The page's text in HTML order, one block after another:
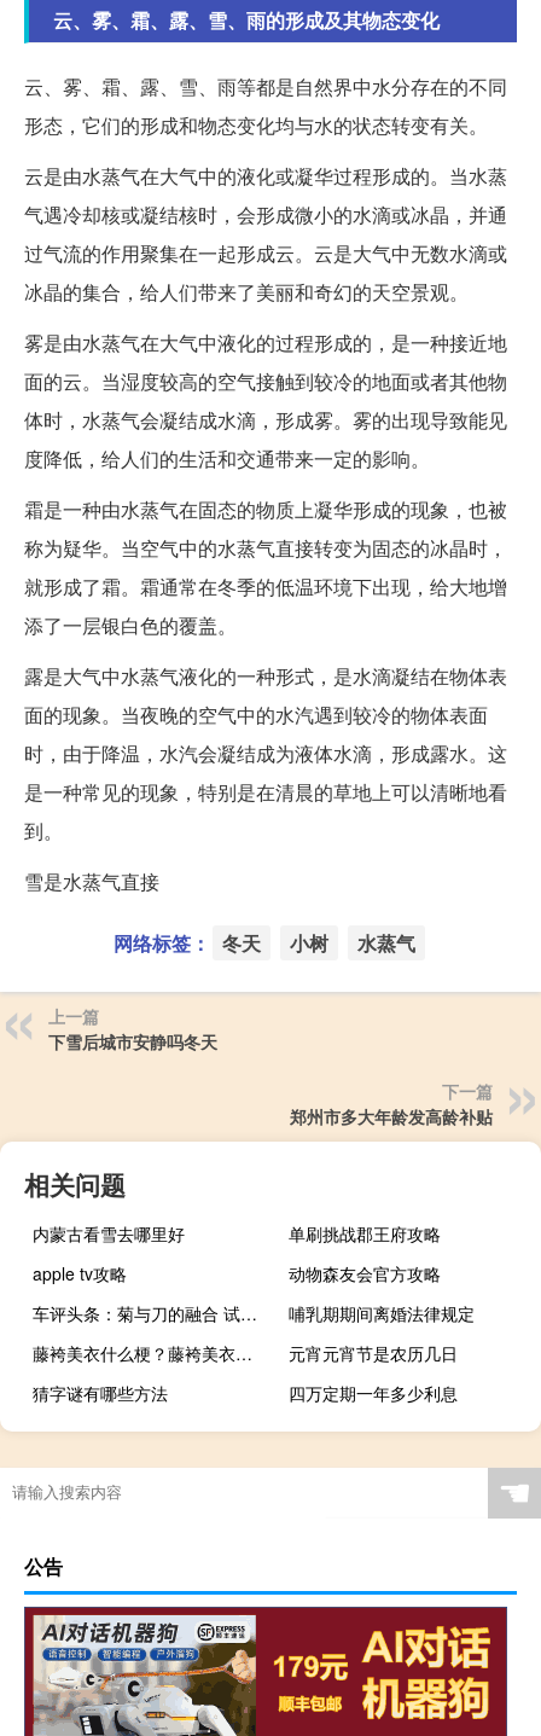
云、雾、霜、露、雪、雨的形成及其物态变化
云、雾、霜、露、雪、雨等都是自然界中水分存在的不同
形态，它们的形成和物态变化均与水的状态转变有关。
云是由水蒸气在大气中的液化或凝华过程形成的。当水蒸
气遇冷却核或凝结核时，会形成微小的水滴或冰晶，并通
过气流的作用聚集在一起形成云。云是大气中无数水滴或
冰晶的集合，给人们带来了美丽和奇幻的天空景观。
雾是由水蒸气在大气中液化的过程形成的，是一种接近地
面的云。当湿度较高的空气接触到较冷的地面或者其他物
体时，水蒸气会凝结成水滴，形成雾。雾的出现导致能见
度降低，给人们的生活和交通带来一定的影响。
霜是一种由水蒸气在固态的物质上凝华形成的现象，也被
称为疑华。当空气中的水蒸气直接转变为固态的冰晶时，
就形成了霜。霜通常在冬季的低温环境下出现，给大地增
添了一层银白色的覆盖。
露是大气中水蒸气液化的一种形式，是水滴凝结在物体表
面的现象。当夜晚的空气中的水汽遇到较冷的物体表面
时，由于降温，水汽会凝结成为液体水滴，形成露水。这
是一种常见的现象，特别是在清晨的草地上可以清晰地看
到。
雪是水蒸气直接
网络标签： 冬天 小树 水蒸气
上一篇
下雪后城市安静吗冬天
下一篇
郑州市多大年龄发高龄补贴
相关问题
内蒙古看雪去哪里好
单刷挑战郡王府攻略
apple tv攻略
动物森友会官方攻略
车评头条：菊与刀的融合 试雷克萨斯RC 200t F SPORT
哺乳期期间离婚法律规定
藤袴美衣什么梗？藤袴美衣是什么意思什么梗
元宵元宵节是农历几日
猜字谜有哪些方法
四万定期一年多少利息
☚
公告